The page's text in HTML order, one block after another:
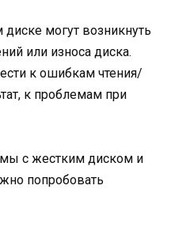
могут возникнуть
или износа диска.
к ошибкам чтения/
к проблемам при
с жестким диском и
попробовать